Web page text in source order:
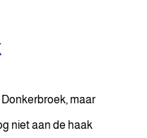
maar
niet aan de haak